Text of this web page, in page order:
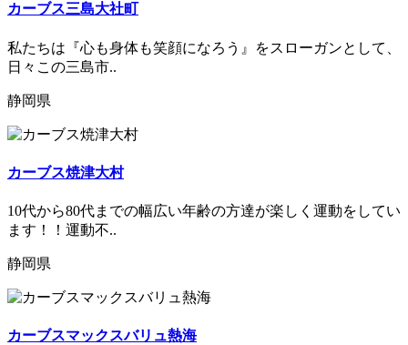
カーブス三島大社町
私たちは『心も身体も笑顔になろう』をスローガンとして、
日々この三島市..
静岡県
カーブス焼津大村
10代から80代までの幅広い年齢の方達が楽しく運動をしてい
ます！！運動不..
静岡県
カーブスマックスバリュ熱海